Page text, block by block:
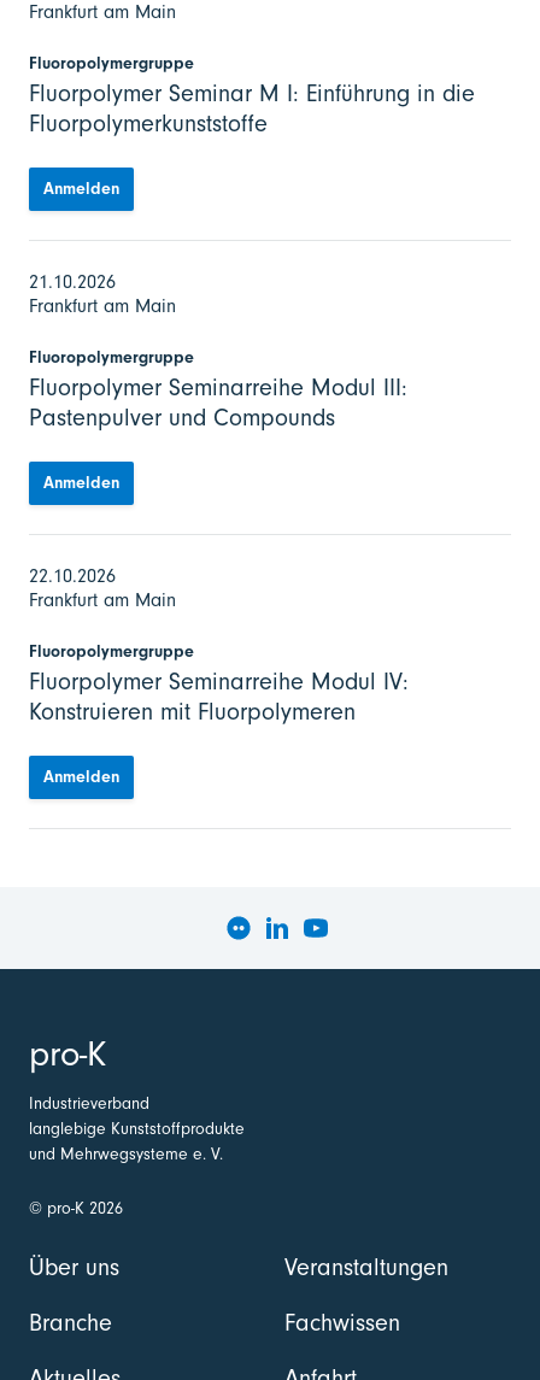
Frankfurt am Main
Fluoropolymergruppe
Fluorpolymer Seminar M I: Einführung in die
Fluorpolymerkunststoffe
Anmelden
21.10.2026
Frankfurt am Main
Fluoropolymergruppe
Fluorpolymer Seminarreihe Modul III:
Pastenpulver und Compounds
Anmelden
22.10.2026
Frankfurt am Main
Fluoropolymergruppe
Fluorpolymer Seminarreihe Modul IV:
Konstruieren mit Fluorpolymeren
Anmelden
pro-K
Industrieverband
langlebige Kunststoffprodukte
und Mehrwegsysteme e. V.
© pro-K 2026
Über uns
Branche
Veranstaltungen
Fachwissen